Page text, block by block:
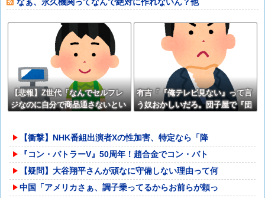
なぁ、永久機関ってなんで絶対に作れないん？他
【悲報】Z世代「なんでセルフレ
ジなのに自分で商品通さないとい
有吉「『俺テレビ見ない』って言
う奴おかしいだろ。団子屋で『団
【衝撃】NHK番組出演者Xの性加害、特定なら「降
『コン・バトラーV』50周年！趙合金でコン・バト
【疑問】大谷翔平さんが頑なに守備しない理由って何
中国「アメリカさぁ、調子乗ってるからお前らが頼っ